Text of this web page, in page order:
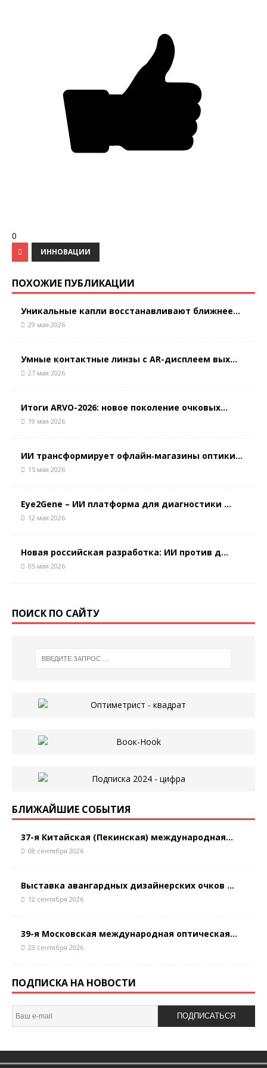
0
ИННОВАЦИИ
ПОХОЖИЕ ПУБЛИКАЦИИ
Уникальные капли восстанавливают ближнее...
29 мая 2026
Умные контактные линзы с AR-дисплеем вых...
27 мая 2026
Итоги ARVO-2026: новое поколение очковых...
19 мая 2026
ИИ трансформирует офлайн‑магазины оптики...
15 мая 2026
Eye2Gene – ИИ платформа для диагностики ...
12 мая 2026
Новая российская разработка: ИИ против д...
05 мая 2026
ПОИСК ПО САЙТУ
БЛИЖАЙШИЕ СОБЫТИЯ
37-я Китайская (Пекинская) международная...
08 сентября 2026
Выставка авангардных дизайнерских очков ...
12 сентября 2026
39-я Московская международная оптическая...
23 сентября 2026
ПОДПИСКА НА НОВОСТИ
ПОДПИСАТЬСЯ